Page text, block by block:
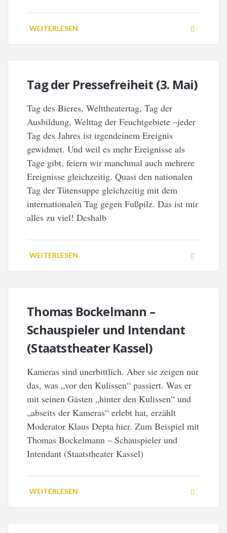
WEITERLESEN
Tag der Pressefreiheit (3. Mai)
Tag des Bieres, Welttheatertag, Tag der
Ausbildung, Welttag der Feuchtgebiete –jeder
Tag des Jahres ist irgendeinem Ereignis
gewidmet. Und weil es mehr Ereignisse als
Tage gibt, feiern wir manchmal auch mehrere
Ereignisse gleichzeitig. Quasi den nationalen
Tag der Tütensuppe gleichzeitig mit dem
internationalen Tag gegen Fußpilz. Das ist mir
alles zu viel! Deshalb
WEITERLESEN
Thomas Bockelmann –
Schauspieler und Intendant
(Staatstheater Kassel)
Kameras sind unerbittlich. Aber sie zeigen nur
das, was „vor den Kulissen“ passiert. Was er
mit seinen Gästen „hinter den Kulissen“ und
„abseits der Kameras“ erlebt hat, erzählt
Moderator Klaus Depta hier. Zum Beispiel mit
Thomas Bockelmann – Schauspieler und
Intendant (Staatstheater Kassel)
WEITERLESEN